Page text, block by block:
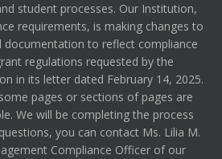
student processes. Our Institution,
requirements, is making changes to
documentation to reflect compliance
regulations requested by the
in its letter dated February 14, 2025.
pages or sections of pages are
We will be completing the process
you can contact Ms. Lilia M.
Compliance Officer of our